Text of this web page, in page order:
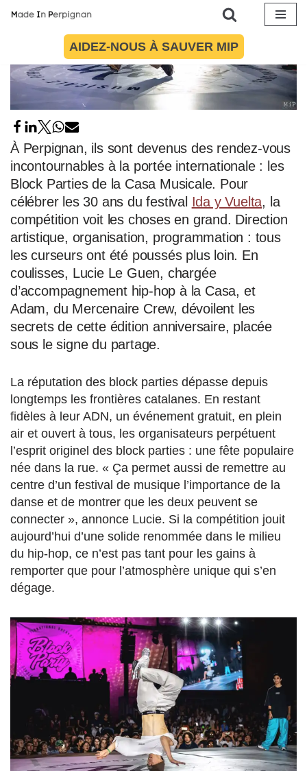
contenu
AIDEZ-NOUS À SAUVER MIP
À Perpignan, ils sont devenus des rendez-vous
incontournables à la portée internationale : les
Block Parties de la Casa Musicale. Pour
célébrer les 30 ans du festival Ida y Vuelta, la
compétition voit les choses en grand. Direction
artistique, organisation, programmation : tous
les curseurs ont été poussés plus loin. En
coulisses, Lucie Le Guen, chargée
d’accompagnement hip-hop à la Casa, et
Adam, du Mercenaire Crew, dévoilent les
secrets de cette édition anniversaire, placée
sous le signe du partage.
La réputation des block parties dépasse depuis
longtemps les frontières catalanes. En restant
fidèles à leur ADN, un événement gratuit, en plein
air et ouvert à tous, les organisateurs perpétuent
l’esprit originel des block parties : une fête populaire
née dans la rue. « Ça permet aussi de remettre au
centre d’un festival de musique l’importance de la
danse et de montrer que les deux peuvent se
connecter », annonce Lucie. Si la compétition jouit
aujourd’hui d’une solide renommée dans le milieu
du hip-hop, ce n’est pas tant pour les gains à
remporter que pour l’atmosphère unique qui s’en
dégage.